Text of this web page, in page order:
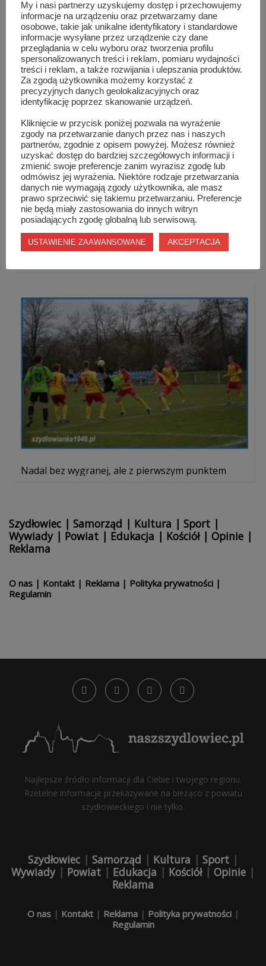
Dwie przeszkody w drodze po awans
Nadal bez wygranej, ale z pierwszym punktem
Szydłowiec | Samorząd | Kultura | Sport |
Wywiady| Powiat | Edukacja | Kościół| Opinie |
Reklama
O nas | Kontakt | Reklama | Polityka prywatności |
Regulamin
Najlepsze źródło informacji dla Ciebie i twojego regionu.
Rzetelne informacje przekazywane na bieżąco z powiatu
szydłowieckiego i nie tylko.
Szydłowiec | Samorząd | Kultura | Sport |
Wywiady| Powiat | Edukacja | Kościół| Opinie |
Reklama
O nas| Kontakt| Reklama| Polityka prywatności|
Regulamin
My i nasi partnerzy uzyskujemy dostęp i przechowujemy
informacje na urządzeniu oraz przetwarzamy dane
osobowe, takie jak unikalne identyfikatory i standardowe
informacje wysyłane przez urządzenie czy dane
przeglądania w celu wyboru oraz tworzenia profilu
spersonalizowanych treści i reklam, pomiaru wydajności
treści i reklam, a także rozwijania i ulepszania produktów.
Za zgodą użytkownika możemy korzystać z
precyzyjnych danych geolokalizacyjnych oraz
identyfikację poprzez skanowanie urządzeń.
Kliknięcie w przycisk poniżej pozwala na wyrażenie
zgody na przetwarzanie danych przez nas i naszych
partnerów, zgodnie z opisem powyżej. Możesz również
uzyskać dostęp do bardziej szczegółowych informacji i
zmienić swoje preferencje zanim wyrazisz zgodę lub
odmówisz jej wyrażenia. Niektóre rodzaje przetwarzania
danych nie wymagają zgody użytkownika, ale masz
prawo sprzeciwić się takiemu przetwarzaniu. Preferencje
nie będą miały zastosowania do innych witryn
posiadających zgodę globalną lub serwisową.
USTAWIENIE ZAAWANSOWANE AKCEPTACJA